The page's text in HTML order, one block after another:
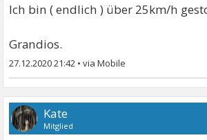
Ich bin ( endlich ) über 25km/h
Grandios.
27.12.2020 21:42 •
Kate
Mitglied